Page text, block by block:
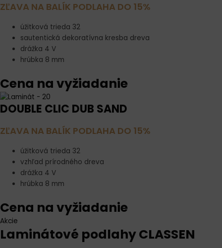
ZĽAVA NA BALÍK PODLAHA DO 15%
úžitková trieda 32
sautentická dekoratívna kresba dreva
drážka 4 V
hrúbka 8 mm
Cena na vyžiadanie
DOUBLE CLIC DUB SAND
ZĽAVA NA BALÍK PODLAHA DO 15%
úžitková trieda 32
vzhľad prírodného dreva
drážka 4 V
hrúbka 8 mm
Cena na vyžiadanie
Akcie
Laminátové podlahy CLASSEN